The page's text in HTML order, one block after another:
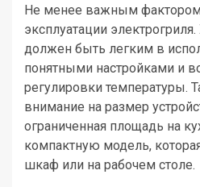
Не менее важным фактором
эксплуатации
должен быть легким в
понятными настройками и
регулировки температуры.
внимание на размер
ограниченная площадь на
компактную модель,
шкаф или на рабочем столе.